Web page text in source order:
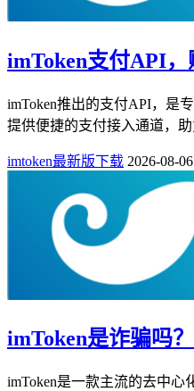
imToken支付API
imToken推出的支付API，是
提供便捷的支付接入通道，
imtoken最新版下载 2026-08-
imToken是诈骗吗
imToken是一款主流的去中